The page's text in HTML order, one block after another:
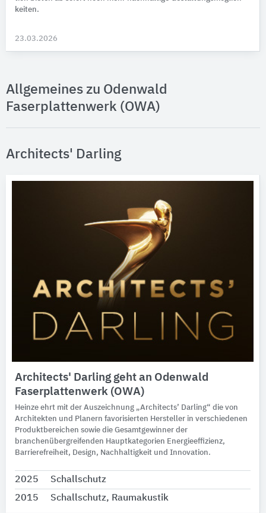
keiten.
23.03.2026
Allgemeines zu Odenwald
Faserplattenwerk (OWA)
Architects' Darling
Architects' Darling geht an Odenwald
Faserplattenwerk (OWA)
Heinze ehrt mit der Auszeichnung „Architects’ Darling“ die von
Architekten und Planern favorisierten Hersteller in verschiedenen
Produktbereichen sowie die Gesamtgewinner der
branchenübergreifenden Hauptkategorien Energieeffizienz,
Barrierefreiheit, Design, Nachhaltigkeit und Innovation.
2025
Schallschutz
2015
Schallschutz, Raumakustik